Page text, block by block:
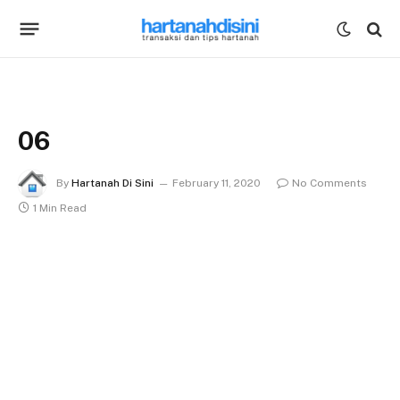
06
By Hartanah Di Sini February 11, 2020
No Comments
1 Min Read